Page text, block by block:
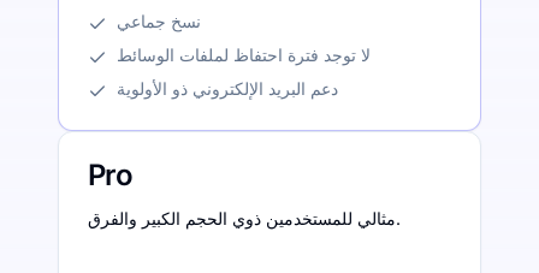
نسخ جماعي
لا توجد فترة احتفاظ لملفات الوسائط
دعم البريد الإلكتروني ذو الأولوية
Pro
مثالي للمستخدمين ذوي الحجم الكبير والفرق.